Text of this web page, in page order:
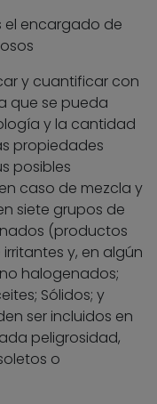
el encargado de
y cuantificar con
que se pueda
y la cantidad
propiedades
posibles
caso de mezcla y
siete grupos de
(productos
y, en algún
halogenados;
Sólidos; y
ser incluidos en
peligrosidad,
o